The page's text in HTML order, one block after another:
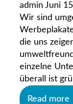
admin Juni
Wir sind
die uns
einzelne
überall ist
Read more